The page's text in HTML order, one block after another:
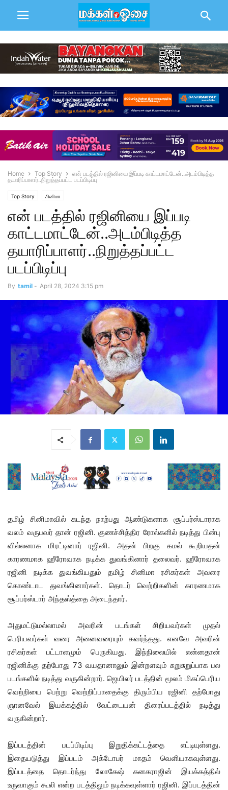
Home Top Story
என் படத்தில் ரஜினியை இப்படி காட்டமாட்டேன்..அடம்பிடித்த
தயாரிப்பாளர்..நிறுத்தப்பட்ட படப்பிடிப்பு
Top Story சினிமா
என் படத்தில் ரஜினியை இப்படி
காட்டமாட்டேன்..அடம்பிடித்த
தயாரிப்பாளர்..நிறுத்தப்பட்ட
படப்பிடிப்பு
By tamil - April 28, 2024 3:15 pm
தமிழ் சினிமாவில் கடந்த நாற்பது ஆண்டுகளாக சூப்பர்ஸ்டாராக
வலம் வருபவர் தான் ரஜினி. குணச்சித்திர ரோல்களில் நடித்து பின்பு
வில்லனாக மிரட்டினார் ரஜினி. அதன் பிறகு கமல் கூறியதன்
காரணமாக ஹீரோவாக நடிக்க துவங்கினார் தலைவர். ஹீரோவாக
ரஜினி நடிக்க துவங்கியதும் தமிழ் சினிமா ரசிகர்கள் அவரை
கொண்டாட துவங்கினார்கள். தொடர் வெற்றிகளின் காரணமாக
சூப்பர்ஸ்டார் அந்தஸ்த்தை அடைந்தார்.
அதுமட்டுமல்லாமல் அவரின் படங்கள் சிறியவர்கள் முதல்
பெரியவர்கள் வரை அனைவரையும் கவர்ந்தது. எனவே அவரின்
ரசிகர்கள் பட்டாளமும் பெருகியது. இந்நிலையில் என்னதான்
ரஜினிக்கு தற்போது 73 வயதானாலும் இன்றளவும் சுறுசுறுப்பாக பல
படங்களில் நடித்து வருகின்றார். ஜெயிலர் படத்தின் மூலம் மிகப்பெரிய
வெற்றியை பெற்று வெற்றிப்பாதைக்கு திரும்பிய ரஜினி தற்போது
ஞானவேல் இயக்கத்தில் வேட்டையன் திரைப்படத்தில் நடித்து
வருகின்றார்.
இப்படத்தின் படப்பிடிப்பு இறுதிக்கட்டத்தை எட்டியுள்ளது.
இதையடுத்து இப்படம் அக்டோபர் மாதம் வெளியாகவுள்ளது.
இப்படத்தை தொடர்ந்து லோகேஷ் கனகராஜின் இயக்கத்தில்
உருவாகும் கூலி என்ற படத்திலும் நடிக்கவுள்ளார் ரஜினி. இப்படத்தின்